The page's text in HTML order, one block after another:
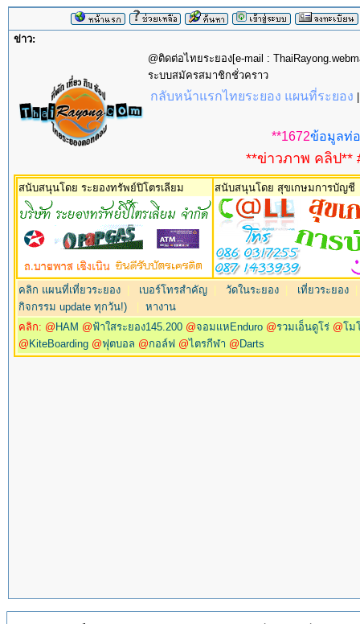
ข่าว:
@ติดต่อไทยระยอง[e-mail :
ระบบสมัครสมาชิกชั่วคราว
กลับหน้าแรกไทยระยอง แผนที่ระยอง
**1672ข้อมูลท่
**ข่าวภาพ คลิป**
สนับสนุนโดย ระยองทรัพย์ปิโตรเลียม สนับสนุนโดย สุขเกษมการบัญชี
คลิก แผนที่เที่ยวระยอง เบอร์โทรสำคัญ วัดในระยอง เที่ยวระยอง
กิจกรรม update ทุกวัน!) |หางาน
คลิก: @ HAM @ฟ้าใสระยอง145.200 @จอมแหEnduro @รวมเอ็นดูโร่ @โม
@ KiteBoarding @ฟุตบอล @กอล์ฟ @ไตรกีฬา @ Darts